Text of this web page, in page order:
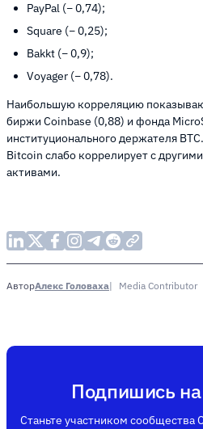
PayPal (− 0,74);
Square (− 0,25);
Bakkt (− 0,9);
Voyager (− 0,78).
Наибольшую корреляцию
биржи Coinbase (0,88) и фонда
институционального держателя
Bitcoin слабо коррелирует с
активами.
АвторАлекс Головаха Media Contributor
Подпишись
Станьте участником сообщества